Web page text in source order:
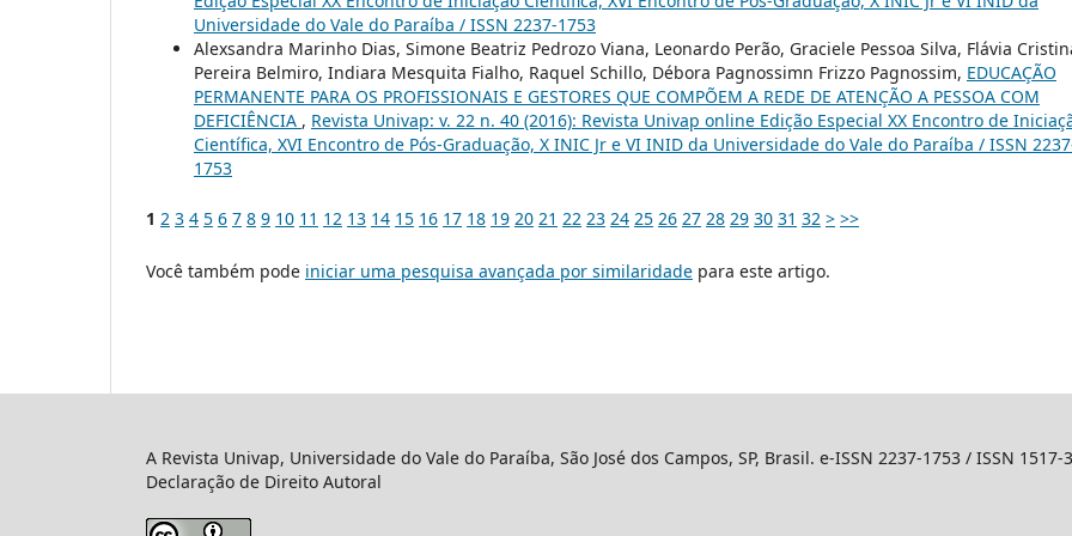
Universidade do Vale do Paraíba / ISSN 2237-1753
Alexsandra Marinho Dias, Simone Beatriz Pedrozo Viana, Leonardo Perão, Graciele Pessoa Silva, Flávia
Pereira Belmiro, Indiara Mesquita Fialho, Raquel Schillo, Débora Pagnossimn Frizzo Pagnossim, EDUCAÇÃO
PERMANENTE PARA OS PROFISSIONAIS E GESTORES QUE COMPÕEM A REDE DE ATENÇÃO A PESSOA COM
DEFICIÊNCIA , Revista Univap: v. 22 n. 40 (2016): Revista Univap online Edição Especial XX Encontro de
Científica, XVI Encontro de Pós-Graduação, X INIC Jr e VI INID da Universidade do Vale do Paraíba / ISSN
1753
1 2 3 4 5 6 7 8 9 10 11 12 13 14 15 16 17 18 19 20 21 22 23 24 25 26 27 28 29 30 31 32 > >>
Você também pode iniciar uma pesquisa avançada por similaridade para este artigo.
A Revista Univap, Universidade do Vale do Paraíba, São José dos Campos, SP, Brasil. e-ISSN 2237-1753 / ISSN 1517-
Declaração de Direito Autoral